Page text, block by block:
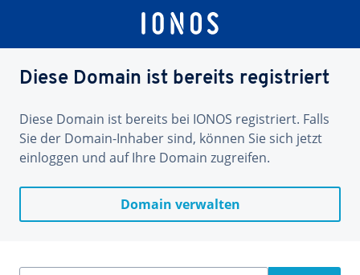
Diese Domain ist bereits registriert
Diese Domain ist bereits bei IONOS registriert. Falls
Sie der Domain-Inhaber sind, können Sie sich jetzt
einloggen und auf Ihre Domain zugreifen.
Domain verwalten